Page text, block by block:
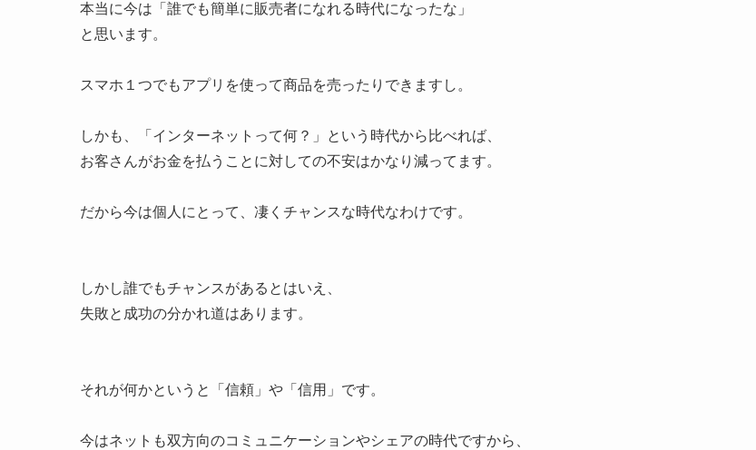
本当に今は「誰でも簡単に販売者になれる時代になったな」
と思います。
スマホ１つでもアプリを使って商品を売ったりできますし。
しかも、「インターネットって何？」という時代から比べれば、
お客さんがお金を払うことに対しての不安はかなり減ってます。
だから今は個人にとって、凄くチャンスな時代なわけです。
しかし誰でもチャンスがあるとはいえ、
失敗と成功の分かれ道はあります。
それが何かというと「信頼」や「信用」です。
今はネットも双方向のコミュニケーションやシェアの時代ですから、